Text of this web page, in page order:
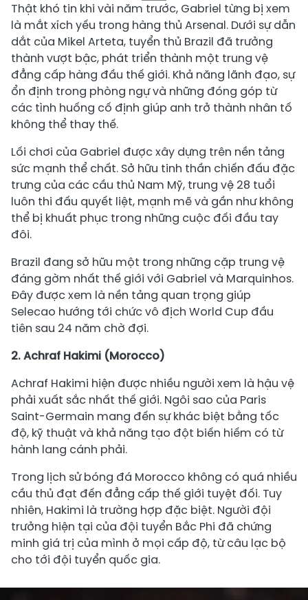
Thật khó tin khi vài năm trước, Gabriel từng bị xem
là mắt xích yếu trong hàng thủ Arsenal. Dưới sự dẫn
dắt của Mikel Arteta, tuyển thủ Brazil đã trưởng
thành vượt bậc, phát triển thành một trung vệ
đẳng cấp hàng đầu thế giới. Khả năng lãnh đạo, sự
ổn định trong phòng ngự và những đóng góp từ
các tình huống cố định giúp anh trở thành nhân tố
không thể thay thế.
Lối chơi của Gabriel được xây dựng trên nền tảng
sức mạnh thể chất. Sở hữu tinh thần chiến đấu đặc
trưng của các cầu thủ Nam Mỹ, trung vệ 28 tuổi
luôn thi đấu quyết liệt, mạnh mẽ và gần như không
thể bị khuất phục trong những cuộc đối đầu tay
đôi.
Brazil đang sở hữu một trong những cặp trung vệ
đáng gờm nhất thế giới với Gabriel và Marquinhos.
Đây được xem là nền tảng quan trọng giúp
Selecao hướng tới chức vô địch World Cup đầu
tiên sau 24 năm chờ đợi.
2. Achraf Hakimi (Morocco)
Achraf Hakimi hiện được nhiều người xem là hậu vệ
phải xuất sắc nhất thế giới. Ngôi sao của Paris
Saint-Germain mang đến sự khác biệt bằng tốc
độ, kỹ thuật và khả năng tạo đột biến hiếm có từ
hành lang cánh phải.
Trong lịch sử bóng đá Morocco không có quá nhiều
cầu thủ đạt đến đẳng cấp thế giới tuyệt đối. Tuy
nhiên, Hakimi là trường hợp đặc biệt. Người đội
trưởng hiện tại của đội tuyển Bắc Phi đã chứng
minh giá trị của mình ở mọi cấp độ, từ câu lạc bộ
cho tới đội tuyển quốc gia.